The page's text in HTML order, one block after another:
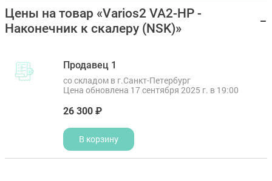
Цены на товар «Varios2 VA2-HP -
Наконечник к скалеру (NSK)»
Продавец 1
со складом в г.Санкт-Петербург
Цена обновлена 17 сентября 2025 г. в 19:00
26 300 ₽
В корзину